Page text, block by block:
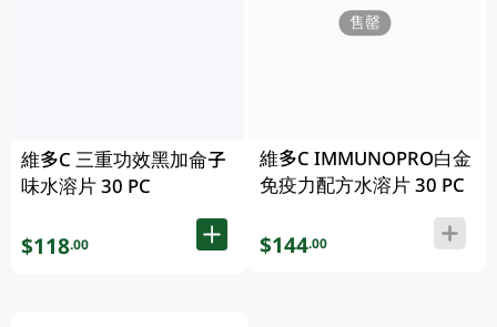
維多C 三重功效黑加侖子
味水溶片 30 PC
$118.00
售罄
維多C IMMUNOPRO白金
免疫力配方水溶片 30 PC
$144.00